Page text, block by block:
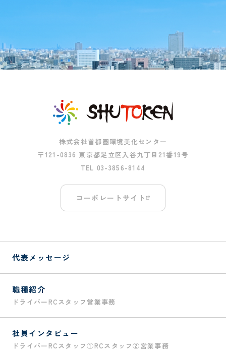
株式会社首都圏環境美化センター
〒121-0836 東京都足立区入谷九丁目21番19号
TEL 03-3856-8144
コーポレートサイト
代表メッセージ
職種紹介
ドライバーRCスタッフ 営業事務
社員インタビュー
ドライバーRCスタッフ①RCスタッフ②営業事務